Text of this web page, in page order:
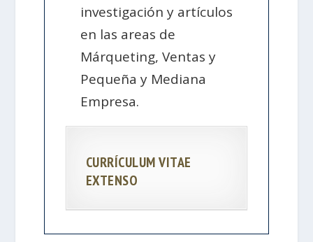
investigación y artículos
en las areas de
Márqueting, Ventas y
Pequeña y Mediana
Empresa.
CURRÍCULUM VITAE
EXTENSO